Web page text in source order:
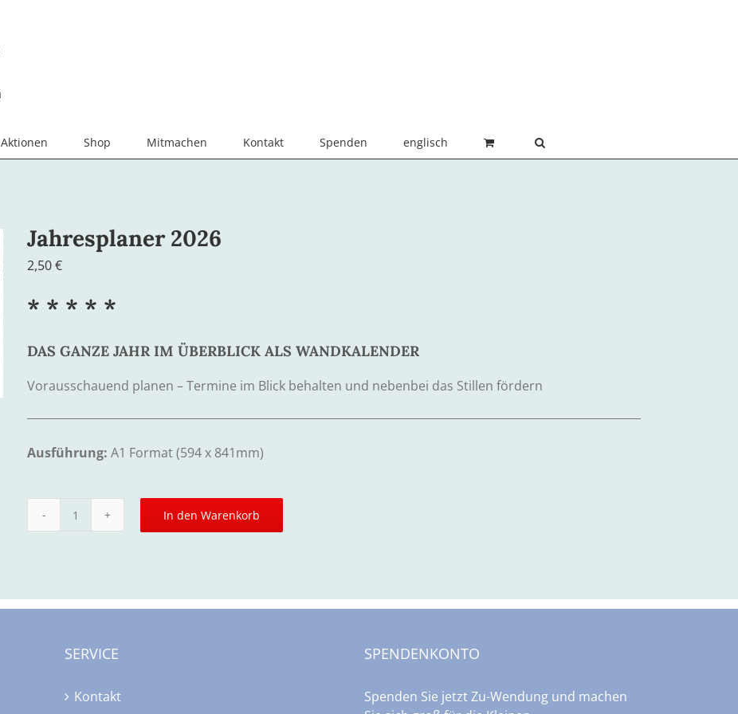
Aktionen Shop Mitmachen Kontakt Spenden englisch
Jahresplaner 2026
2,50€
* * * * *
DAS GANZE JAHR IM ÜBERBLICK ALS WANDKALENDER
Vorausschauend planen – Termine im Blick behalten und nebenbei das Stillen fördern
Ausführung: A1 Format (594 x 841mm)
Jahresplaner
In den Warenkorb
SERVICE
Kontakt
SPENDENKONTO
Spenden Sie jetzt Zu-Wendung und machen